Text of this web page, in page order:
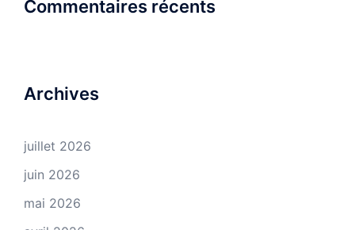
Commentaires récents
Archives
juillet 2026
juin 2026
mai 2026